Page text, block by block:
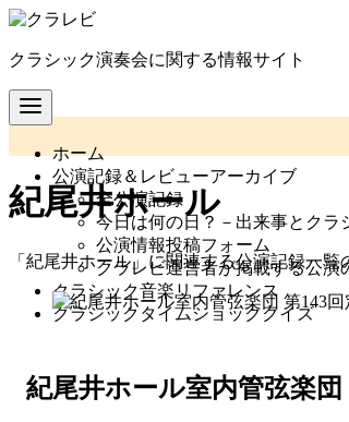
コ
テ
ン
ツ
移
クラシック演奏会に関する情報サイト
ホーム
公演記録＆レビューアーカイブ
全公演記録
今日は何の日？－出来事とクラ
公演情報投稿フォーム
クラレビ運営者が掲載する公演
クラシック音楽リファレンス
クラシックタイムショッククイズ
紀尾井ホール
「紀尾井ホール」に関連する公演記録一覧
紀尾井ホール室内管弦楽団